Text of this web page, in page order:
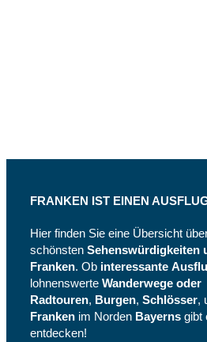
FRANKEN IST EINEN
Hier finden Sie eine Übersicht
schönsten Sehenswürdigkeiten
Franken. Ob interessante
lohnenswerte Wanderwege oder
Radtouren, Burgen, Schlösser,
Franken im Norden Bayerns gibt
entdecken!